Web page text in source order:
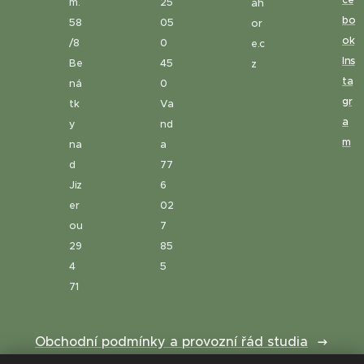
m.
58
/8
Be
ná
tk
y
na
d
Jiz
er
ou
29
4
71
25
05
0
45
0
Va
nd
a
77
6
02
7
85
5
ah
or
e.c
z
bo
ok
Ins
ta
gr
a
m
Obchodní podmínky a provozní řád studia